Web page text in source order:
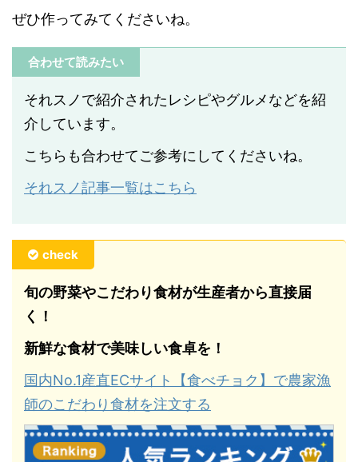
ぜひ作ってみてくださいね。
合わせて読みたい
それスノで紹介されたレシピやグルメなどを紹
介しています。
こちらも合わせてご参考にしてくださいね。
それスノ記事一覧はこちら
check
旬の野菜やこだわり食材が生産者から直接届
く！
新鮮な食材で美味しい食卓を！
国内No.1産直ECサイト【食べチョク】で農家漁
師のこだわり食材を注文する